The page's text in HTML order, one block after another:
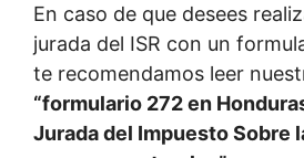
En caso de que desees
jurada del ISR con un
te recomendamos leer
“formulario 272 en
Jurada del Impuesto Sobre